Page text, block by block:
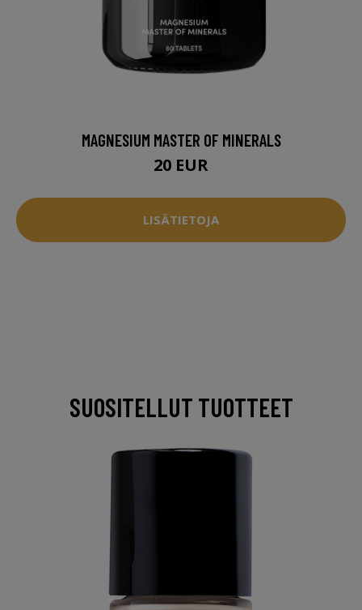
MAGNESIUM MASTER OF MINERALS
20 EUR
LISÄTIETOJA
SUOSITELLUT TUOTTEET